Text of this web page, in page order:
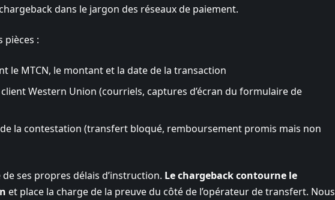
dans le jargon des réseaux de paiement.
pièces :
le MTCN, le montant et la date de la transaction
Western Union (courriels, captures d’écran du formulaire de
la contestation (transfert bloqué, remboursement promis mais non
ses propres délais d’instruction. Le chargeback contourne le
et place la charge de la preuve du côté de l’opérateur de transfert. Nous